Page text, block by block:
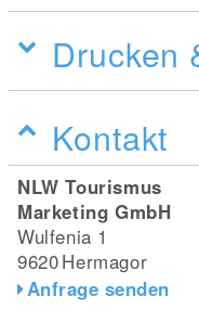
Drucken
Kontakt
NLW Tourismus
Marketing GmbH
Wulfenia 1
9620Hermagor
Anfrage senden